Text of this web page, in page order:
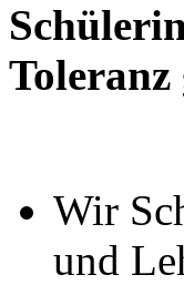
Wir
und